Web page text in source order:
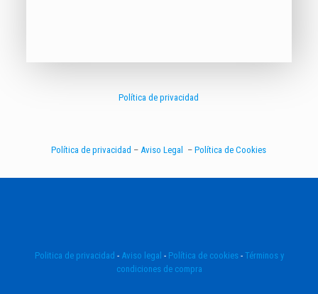
Política de privacidad
Política de privacidad –Aviso Legal –Política de Cookies
Politica de privacidad - Aviso legal - Política de cookies - Términos y
condiciones de compra